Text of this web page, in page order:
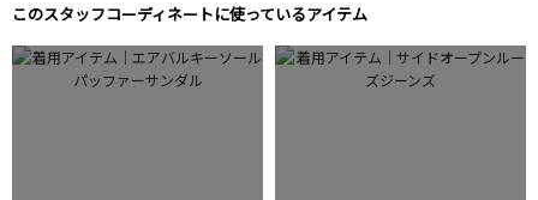
このスタッフコーディネートに使っているアイテム